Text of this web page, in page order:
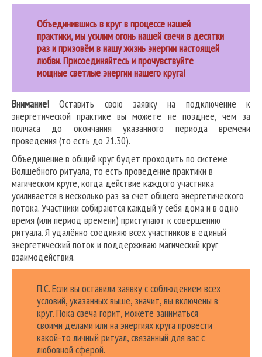
Объединившись в круг в процессе нашей
практики, мы усилим огонь нашей свечи в десятки
раз и призовём в нашу жизнь энергии настоящей
любви. Присоединяйтесь и прочувствуйте
мощные светлые энергии нашего круга!
Внимание! Оставить свою заявку на подключение к
энергетической практике вы можете не позднее, чем за
полчаса до окончания указанного периода времени
проведения (то есть до 21.30).
Объединение в общий круг будет проходить по системе
Волшебного ритуала, то есть проведение практики в
магическом круге, когда действие каждого участника
усиливается в несколько раз за счет общего энергетического
потока. Участники собираются каждый у себя дома и в одно
время (или период времени) приступают к совершению
ритуала. Я удалённо соединяю всех участников в единый
энергетический поток и поддерживаю магический круг
взаимодействия.
П.С. Если вы оставили заявку с соблюдением всех
условий, указанных выше, значит, вы включены в
круг. Пока свеча горит, можете заниматься
своими делами или на энергиях круга провести
какой-то личный ритуал, связанный для вас с
любовной сферой.